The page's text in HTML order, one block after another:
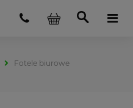
Fotele biurowe